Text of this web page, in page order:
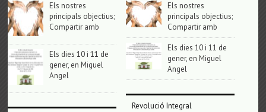
Els nostres
principals objectius;
Compartir amb
Els dies 10 i 11 de
gener, en Miguel
Angel
Els nostres
principals objectius;
Compartir amb
Els dies 10 i 11 de
gener, en Miguel
Angel
Revolució Integral